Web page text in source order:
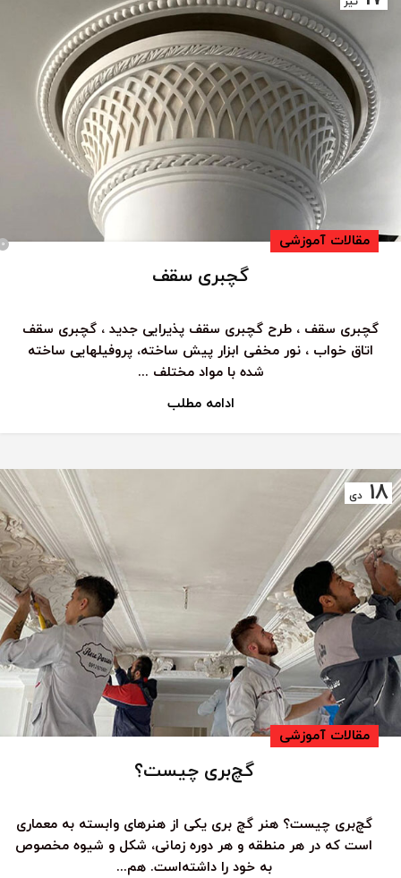
مقالات آموزشی
گچبری سقف
0
گچبری سقف ، طرح گچبری سقف پذیرایی جدید ، گچبری سقف
اتاق خواب ، نور مخفی ابزار پیش ساخته، پروفیلهایی ساخته
شده با مواد مختلف ...
ادامه مطلب
18 دی
مقالات آموزشی
گچ‌بری چیست؟
گچ‌بری چیست؟ هنر گچ‌ بری یکی از هنرهای وابسته به معماری
است که در هر منطقه و هر دوره زمانی، شکل و شیوه مخصوص
به خود را داشته‌است. هم...